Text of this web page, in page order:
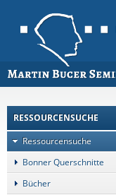
RESSOURCENSUCHE
Ressourcensuche
Bonner Querschnitte
Bücher